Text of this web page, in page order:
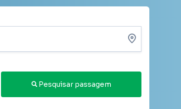
Pesquisar passagem